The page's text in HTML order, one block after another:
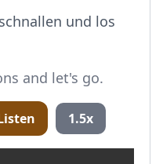
und los
and let's go.
1.5x